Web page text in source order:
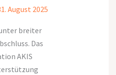
August 2025
breiter
Das
AKIS